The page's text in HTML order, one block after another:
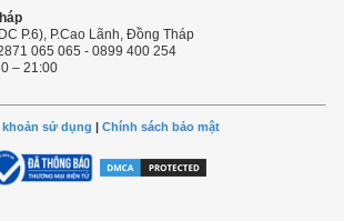
P.6), P.Cao Lãnh, Đồng Tháp
065 065 - 0899 400 254
– 21:00
sử dụng | Chính sách bảo mật